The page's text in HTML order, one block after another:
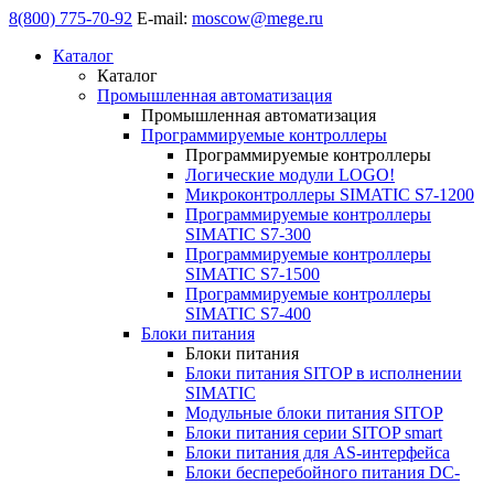
8(800) 775-70-92 E-mail: moscow@mege.ru
Каталог
Каталог
Промышленная автоматизация
Промышленная автоматизация
Программируемые контроллеры
Программируемые контроллеры
Логические модули LOGO!
Микроконтроллеры SIMATIC S7-1200
Программируемые контроллеры
SIMATIC S7-300
Программируемые контроллеры
SIMATIC S7-1500
Программируемые контроллеры
SIMATIC S7-400
Блоки питания
Блоки питания
Блоки питания SITOP в исполнении
SIMATIC
Модульные блоки питания SITOP
Блоки питания серии SITOP smart
Блоки питания для AS-интерфейса
Блоки бесперебойного питания DC-